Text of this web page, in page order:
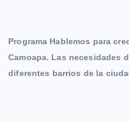
Programa Hablemos para
Camoapa. Las necesidades
diferentes barrios de la